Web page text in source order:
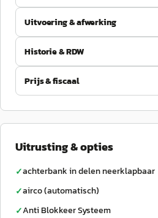
Uitvoering & afwerking
Historie & RDW
Prijs & fiscaal
Uitrusting & opties
✓achterbank in delen neerklapbaar
✓airco (automatisch)
✓Anti Blokkeer Systeem